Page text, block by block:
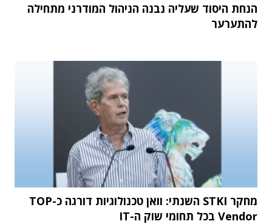
הנחת היסוד שעליה נבנה הניהול המודרני מתחילה
להתערער
מחקר STKI השנתי: וואן טכנולוגיות דורגה כ-TOP
Vendor בכל תחומי שוק ה-IT